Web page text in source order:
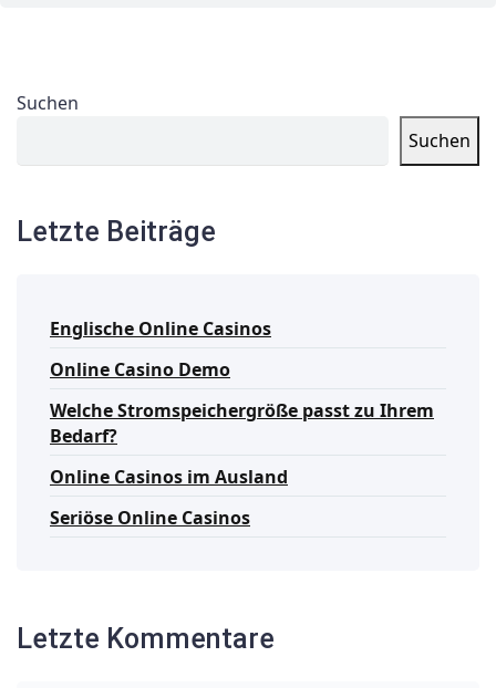
Suchen
Suchen
Letzte Beiträge
Englische Online Casinos
Online Casino Demo
Welche Stromspeichergröße passt zu Ihrem
Bedarf?
Online Casinos im Ausland
Seriöse Online Casinos
Letzte Kommentare